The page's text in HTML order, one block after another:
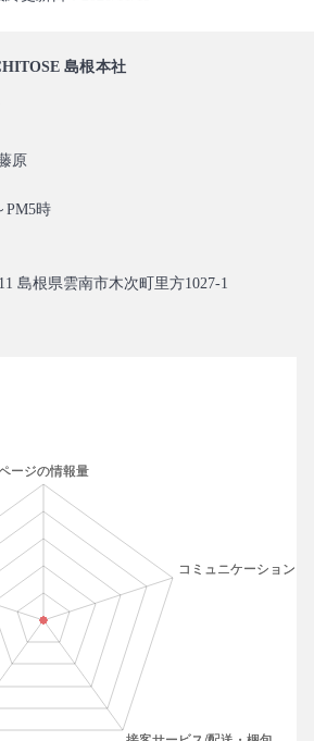
島根本社
原
PM5時
島根県雲南市木次町里方1027-1